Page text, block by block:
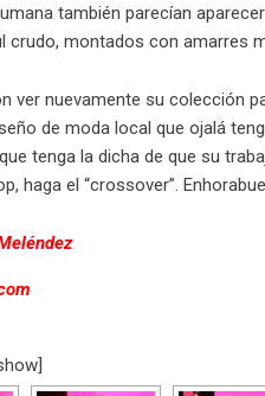
también parecían
crudo, montados con amarres
ver nuevamente su colección
de moda local que ojalá
tenga la dicha de que su
haga el “crossover”.